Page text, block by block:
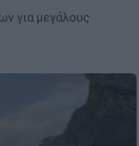
για μεγάλους